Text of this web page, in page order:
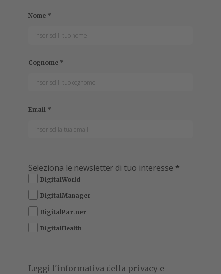
Nome *
Cognome *
Email *
Seleziona le newsletter di tuo interesse *
DigitalWorld
DigitalManager
DigitalPartner
DigitalHealth
Leggi l'informativa della privacy e